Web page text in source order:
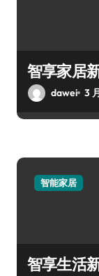
智享家居
dawei 3
智能家居
智享生活